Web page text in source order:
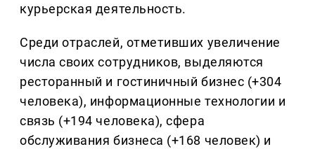
курьерская деятельность.
Среди отраслей, отметивших увеличение
числа своих сотрудников, выделяются
ресторанный и гостиничный бизнес (+304
человека), информационные технологии и
связь (+194 человека), сфера
обслуживания бизнеса (+168 человек) и